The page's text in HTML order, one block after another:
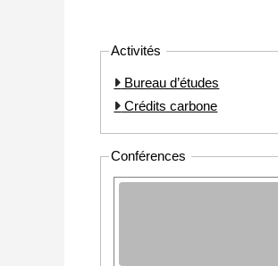
Activités
Bureau d’études
Crédits carbone
Conférences